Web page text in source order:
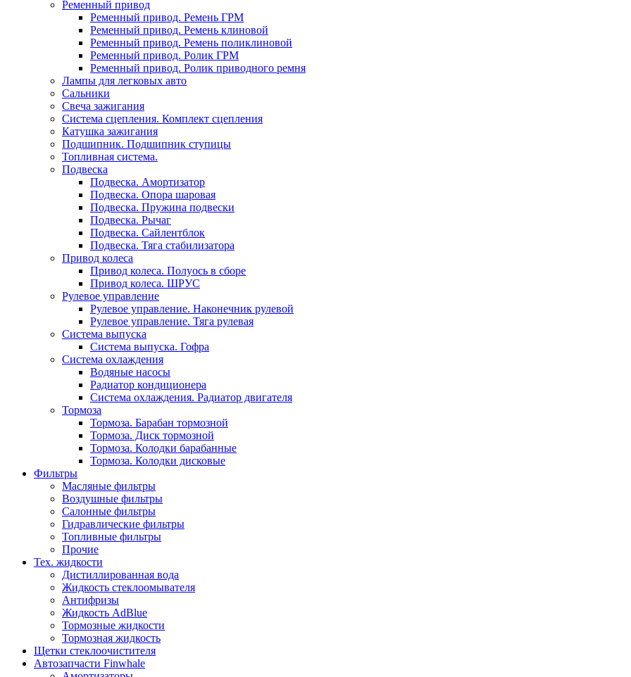
Ременный привод
Ременный привод. Ремень ГРМ
Ременный привод. Ремень клиновой
Ременный привод. Ремень поликлиновой
Ременный привод. Ролик ГРМ
Ременный привод. Ролик приводного ремня
Лампы для легковых авто
Сальники
Свеча зажигания
Система сцепления. Комплект сцепления
Катушка зажигания
Подшипник. Подшипник ступицы
Топливная система.
Подвеска
Подвеска. Амортизатор
Подвеска. Опора шаровая
Подвеска. Пружина подвески
Подвеска. Рычаг
Подвеска. Сайлентблок
Подвеска. Тяга стабилизатора
Привод колеса
Привод колеса. Полуось в сборе
Привод колеса. ШРУС
Рулевое управление
Рулевое управление. Наконечник рулевой
Рулевое управление. Тяга рулевая
Система выпуска
Система выпуска. Гофра
Система охлаждения
Водяные насосы
Радиатор кондиционера
Система охлаждения. Радиатор двигателя
Тормоза
Тормоза. Барабан тормозной
Тормоза. Диск тормозной
Тормоза. Колодки барабанные
Тормоза. Колодки дисковые
Фильтры
Масляные фильтры
Воздушные фильтры
Салонные фильтры
Гидравлические фильтры
Топливные фильтры
Прочие
Тех. жидкости
Дистиллированная вода
Жидкость стеклоомывателя
Антифризы
Жидкость AdBlue
Тормозные жидкости
Тормозная жидкость
Щетки стеклоочистителя
Автозапчасти Finwhale